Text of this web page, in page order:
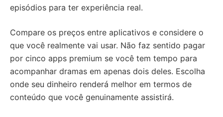
episódios para ter experiência real.
Compare os preços entre aplicativos e considere o
que você realmente vai usar. Não faz sentido pagar
por cinco apps premium se você tem tempo para
acompanhar dramas em apenas dois deles. Escolha
onde seu dinheiro renderá melhor em termos de
conteúdo que você genuinamente assistirá.